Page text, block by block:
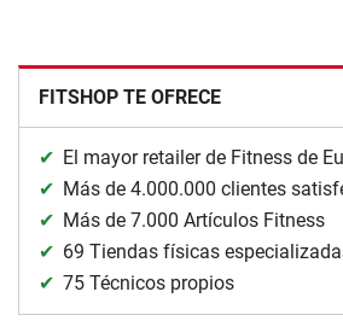
FITSHOP TE OFRECE
El mayor retailer de Fitness de
Más de 4.000.000 clientes
Más de 7.000 Artículos Fitness
69 Tiendas físicas
75 Técnicos propios